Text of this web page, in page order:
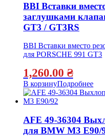
BBI Вставки
заглушками
GT3 / GT3RS
BBI Вставки вместо
для PORSCHE 991 GT3
1,260.00 ₴
В корзинуПодробнее
AFE 49-36304
для BMW M3 E90/